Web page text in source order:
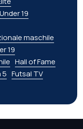
Under 19
maschile
19
Hall of Fame
5 Futsal TV